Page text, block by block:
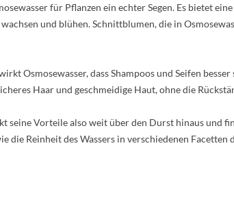
für Pflanzen ein echter Segen. Es bietet
und blühen. Schnittblumen, die in
Osmosewasser, dass Shampoos und Seifen
Haar und geschmeidige Haut, ohne die
seine Vorteile also weit über den Durst hinaus und
die Reinheit des Wassers in verschiedenen